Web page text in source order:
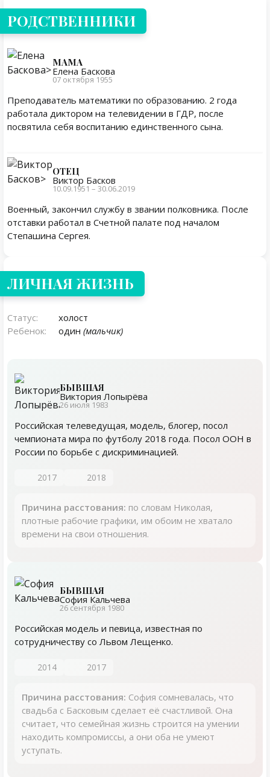
РОДСТВЕННИКИ
МАМА
Елена Баскова
07 октября 1955
Преподаватель математики по образованию. 2 года
работала диктором на телевидении в ГДР, после
посвятила себя воспитанию единственного сына.
ОТЕЦ
Виктор Басков
10.09.1951 – 30.06.2019
Военный, закончил службу в звании полковника. После
отставки работал в Счетной палате под началом
Степашина Сергея.
Личная жизнь
ЛИЧНАЯ ЖИЗНЬ
Статус:
холост
Ребенок:
один (мальчик)
БЫВШАЯ
Виктория Лопырёва
26 июля 1983
Российская телеведущая, модель, блогер, посол
чемпионата мира по футболу 2018 года. Посол ООН в
России по борьбе с дискриминацией.
2017 2018
Причина расстования: по словам Николая,
плотные рабочие графики, им обоим не хватало
времени на свои отношения.
БЫВШАЯ
София Кальчева
26 сентября 1980
Российская модель и певица, известная по
сотрудничеству со Львом Лещенко.
2014 2017
Причина расстования: София сомневалась, что
свадьба с Басковым сделает её счастливой. Она
считает, что семейная жизнь строится на умении
находить компромиссы, а они оба не умеют
уступать.